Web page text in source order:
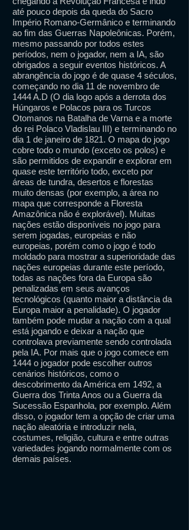
até pouco depois da queda do Sacro
Império Romano-Germânico e terminando
ao fim das Guerras Napoleônicas. Porém,
mesmo passando por todos estes
períodos, nem o jogador, nem a IA, são
obrigados a seguir eventos históricos. A
abrangência do jogo é de quase 4 séculos,
começando no dia 11 de novembro de
1444 A.D (O dia logo após a derrota dos
Húngaros e Polacos para os Turcos
Otomanos na Batalha de Varna e a morte
do rei Polaco Vladislau III) e terminando no
dia 1 de janeiro de 1821. O mapa do jogo
cobre todo o mundo (exceto os polos) e
são permitidos de expandir e explorar em
quase este território todo, exceto por
áreas de tundra, desertos e florestas
muito densas (por exemplo, a área no
mapa que corresponde a Floresta
Amazônica não é explorável). Muitas
nações estão disponíveis no jogo para
serem jogadas, europeias e não
europeias, porém como o jogo é todo
moldado para mostrar a superioridade das
nações europeias durante este período,
todas as nações fora da Europa são
penalizadas em seus avanços
tecnológicos (quanto maior a distância da
Europa maior a penalidade). O jogador
também pode mudar a nação com a qual
está jogando e deixar a nação que
controlava previamente sendo controlada
pela IA. Por mais que o jogo comece em
1444 o jogador pode escolher outros
cenários históricos, como o
descobrimento da América em 1492, a
Guerra dos Trinta Anos ou a Guerra da
Sucessão Espanhola, por exemplo. Além
disso, o jogador tem a opção de criar uma
nação aleatória e introduzir nela,
costumes, religião, cultura e entre outras
variedades jogando normalmente com os
demais países.